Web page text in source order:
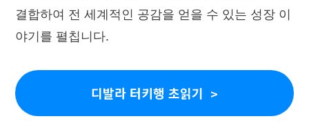
결합하여 전 세계적인 공감을 얻을 수 있는 성장 이
야기를 펼칩니다.
디발라 터키행 초읽기